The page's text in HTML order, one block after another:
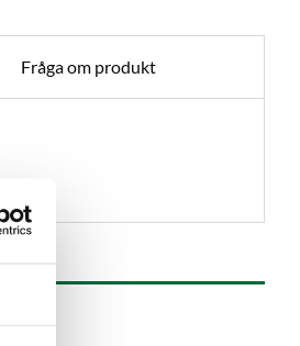
Fråga om produkt